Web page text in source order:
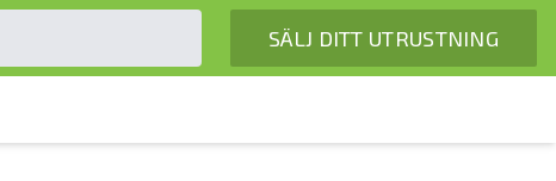
SÄLJ DITT UTRUSTNING